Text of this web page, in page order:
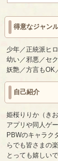
得意なジャン
少年／正統派ヒ
幼い／邪悪／セ
妖艶／方言もOK
自己紹介
姫桜りりか（き
アプリや同人ゲ
PBWのキャラク
らでも皆さまの
とっても嬉しい